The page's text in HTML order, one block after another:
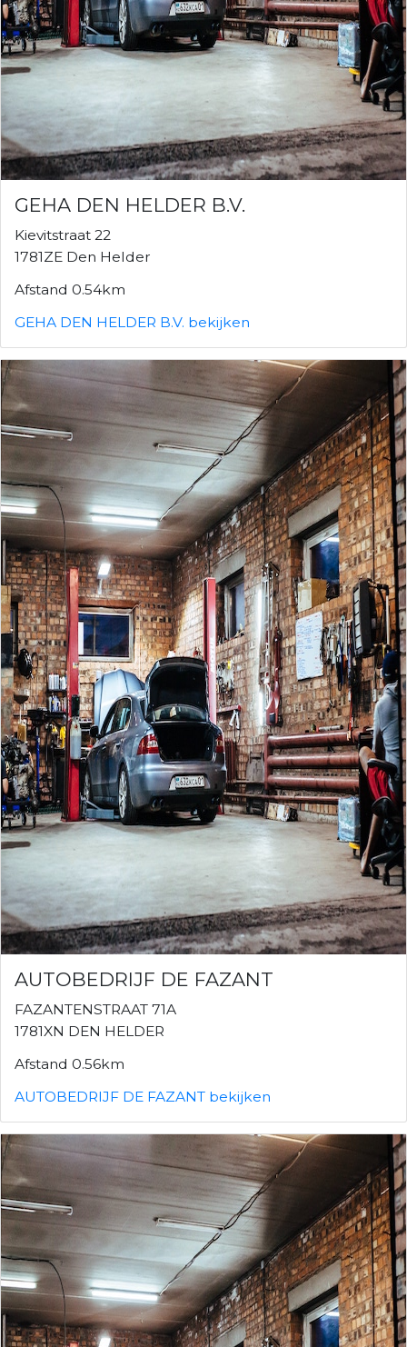
GEHA DEN HELDER B.V.
Kievitstraat 22
1781ZE Den Helder
Afstand 0.54km
GEHA DEN HELDER B.V. bekijken
AUTOBEDRIJF DE FAZANT
FAZANTENSTRAAT 71A
1781XN DEN HELDER
Afstand 0.56km
AUTOBEDRIJF DE FAZANT bekijken